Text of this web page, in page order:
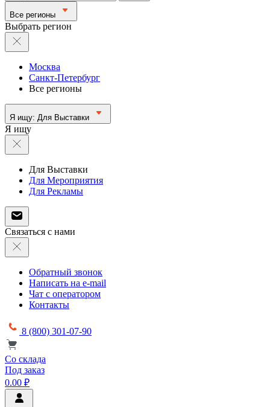
Все регионы
Выбрать регион
Москва
Санкт-Петербург
Все регионы
Я ищу: Для Выставки
Я ищу
Для Выставки
Для Мероприятия
Для Рекламы
Связаться с нами
Обратный звонок
Написать на e-mail
Чат с оператором
Контакты
8 (800) 301-07-90
Со склада
Под заказ
0.00 ₽